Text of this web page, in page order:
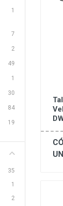
1
7
2
49
1
30
84
19
35
1
2